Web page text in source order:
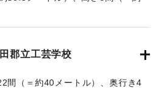
月16日7面（15日夕刊）】
郡立工芸学校
間（＝約40メートル）、奥行き4